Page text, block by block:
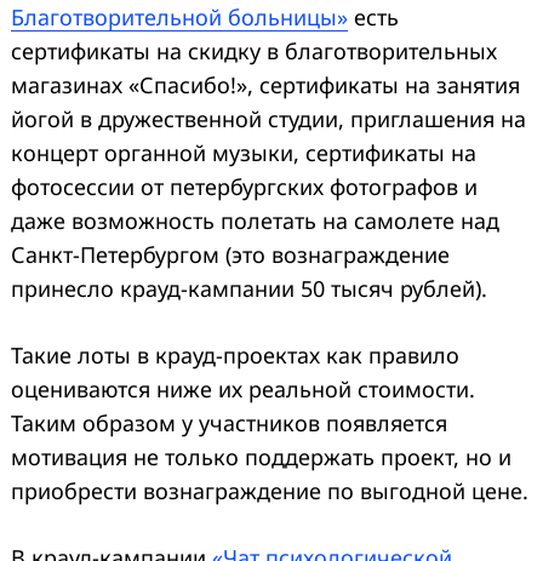
Благотворительной больницы» есть
сертификаты на скидку в благотворительных
магазинах «Спасибо!», сертификаты на занятия
йогой в дружественной студии, приглашения на
концерт органной музыки, сертификаты на
фотосессии от петербургских фотографов и
даже возможность полетать на самолете над
Санкт-Петербургом (это вознаграждение
принесло крауд-кампании 50 тысяч рублей).
Такие лоты в крауд-проектах как правило
оцениваются ниже их реальной стоимости.
Таким образом у участников появляется
мотивация не только поддержать проект, но и
приобрести вознаграждение по выгодной цене.